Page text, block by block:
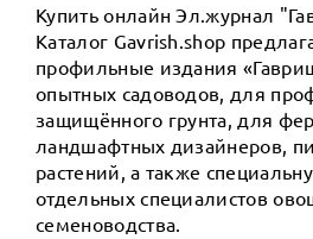
Купить онлайн Эл.журнал
Каталог Gavrish.shop
профильные издания
опытных садоводов, для
защищённого грунта, для
ландшафтных дизайнеров,
растений, а также
отдельных специалистов
семеноводства.